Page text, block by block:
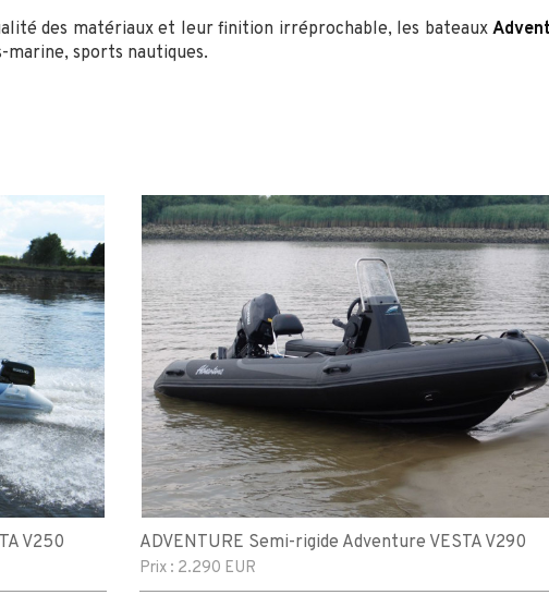
des matériaux et leur finition irréprochable, les bateaux
marine, sports nautiques.
V250 ADVENTURE Semi-rigide Adventure VESTA V290
Prix : 2.290 EUR